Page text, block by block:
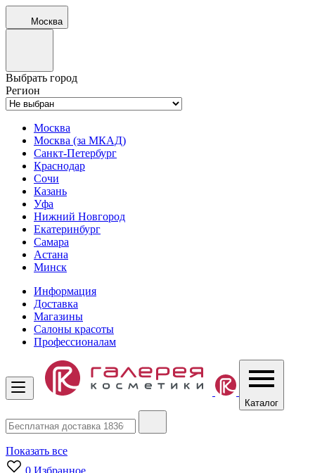
Москва
Выбрать город
Регион
Москва
Москва (за МКАД)
Санкт-Петербург
Краснодар
Сочи
Казань
Уфа
Нижний Новгород
Екатеринбург
Самара
Астана
Минск
Информация
Доставка
Магазины
Салоны красоты
Профессионалам
Каталог
Показать все
0 Избранное